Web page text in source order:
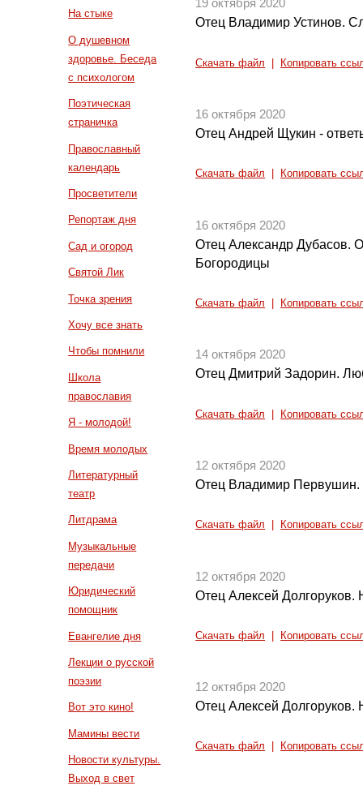
На стыке
О душевном
здоровье. Беседа
с психологом
Поэтическая
страничка
Православный
календарь
Просветители
Репортаж дня
Сад и огород
Святой Лик
Точка зрения
Хочу все знать
Чтобы помнили
Школа
православия
Я - молодой!
Время молодых
Литературный
театр
Литдрама
Музыкальные
передачи
Юридический
помощник
Евангелие дня
Лекции о русской
поэзии
Вот это кино!
Мамины вести
Новости культуры.
Выход в свет
19 октября 2020
Отец Владимир Устинов.
Скачать файл Копировать
16 октября 2020
Отец Андрей Щукин -
Скачать файл Копировать
16 октября 2020
Отец Александр Дубасов.
Богородицы
Скачать файл Копировать
14 октября 2020
Отец Дмитрий Задорин.
Скачать файл Копировать
12 октября 2020
Отец Владимир Первушин.
Скачать файл Копировать
12 октября 2020
Отец Алексей Долгоруков.
Скачать файл Копировать
12 октября 2020
Отец Алексей Долгоруков.
Скачать файл Копировать